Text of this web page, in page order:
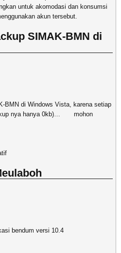
untuk akomodasi dan konsumsi
akun tersebut.
SIMAK-BMN di
BMN di Windows Vista, karena setiap
nya hanya 0kb)… mohon
bendum versi 10.4